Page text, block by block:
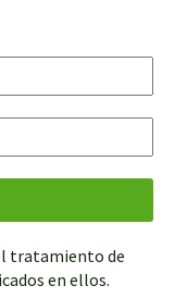
tratamiento de
en ellos.